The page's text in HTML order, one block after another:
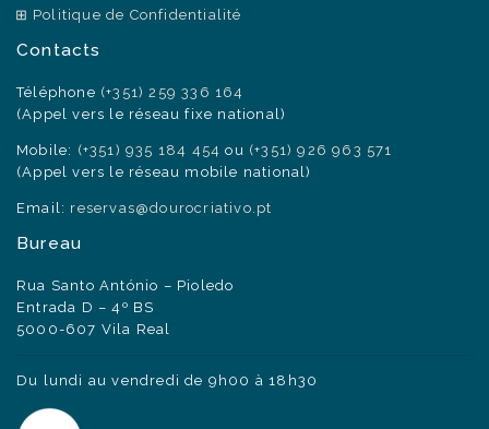
Politique de Confidentialité
Contacts
Téléphone (+351) 259 336 164
(Appel vers le réseau fixe national)
Mobile: (+351) 935 184 454 ou (+351) 926 963 571
(Appel vers le réseau mobile national)
Email: reservas@dourocriativo.pt
Bureau
Rua Santo António – Pioledo
Entrada D – 4º BS
5000-607 Vila Real
Du lundi au vendredi de 9h00 à 18h30